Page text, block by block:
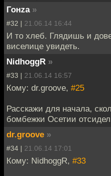
Гонzа »
#32 | 21.06.14 16:44
И то хлеб. Глядишь и
виселице увидеть.
NidhoggR »
#33 | 21.06.14 16:57
Кому: dr.groove, #25
Расскажи для начала,
бомбежки Осетии
dr.groove »
#34 | 21.06.14 17:01
Кому: NidhoggR, #33